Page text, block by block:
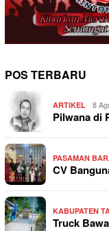
POS TERBARU
ARTIKEL 8
Pilwana di
PASAMAN
CV
KABUPATEN
Truck